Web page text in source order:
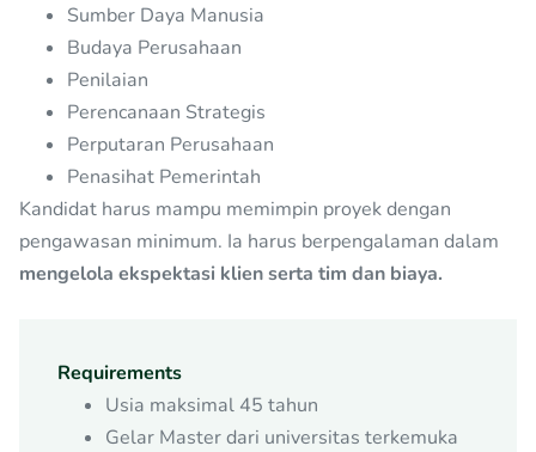
Sumber Daya Manusia
Budaya Perusahaan
Penilaian
Perencanaan Strategis
Perputaran Perusahaan
Penasihat Pemerintah
Kandidat harus mampu memimpin proyek dengan
pengawasan minimum. Ia harus berpengalaman dalam
mengelola ekspektasi klien serta tim dan biaya.
Requirements
Usia maksimal 45 tahun
Gelar Master dari universitas terkemuka